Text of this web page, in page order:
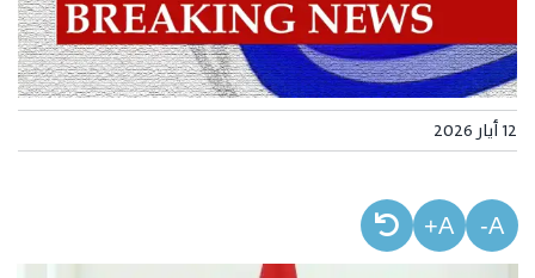
12 أيار 2026
A-
A+